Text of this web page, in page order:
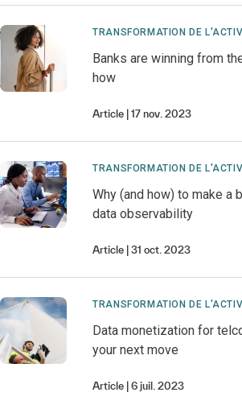
TRANSFORMATION DE
Banks are winning from
how
Article 17 nov. 2023
TRANSFORMATION DE
Why (and how) to make a
data observability
Article 31 oct. 2023
TRANSFORMATION DE
Data monetization for
your next move
Article 6 juil. 2023